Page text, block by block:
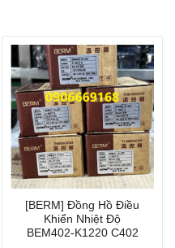
[BERM] Đồng Hồ Điều
Khiển Nhiệt Độ
BEM402-K1220 C402